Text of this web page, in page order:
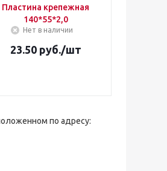
Пластина крепежная
140*55*2,0
Нет в наличии
23.50руб./шт
по адресу: